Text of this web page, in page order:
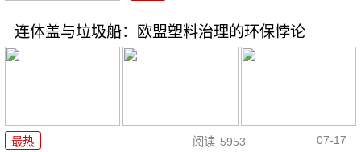
连体盖与垃圾船：欧盟塑料治理的环保悖论
最热 阅读 5953 07-17